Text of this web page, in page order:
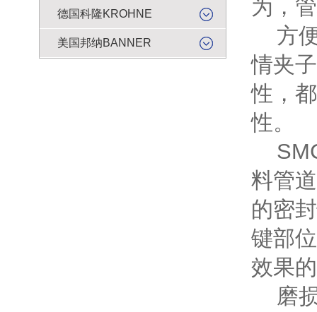
德国科隆KROHNE
美国邦纳BANNER
为，
方便
情夹
性，
性。
料管
的密
键部
效果
磨损